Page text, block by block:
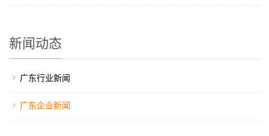
新闻动态
广东行业新闻
广东企业新闻